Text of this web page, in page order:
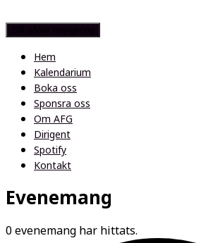
Hem
Kalendarium
Boka oss
Sponsra oss
Om AFG
Dirigent
Spotify
Kontakt
Evenemang
0 evenemang har hittats.